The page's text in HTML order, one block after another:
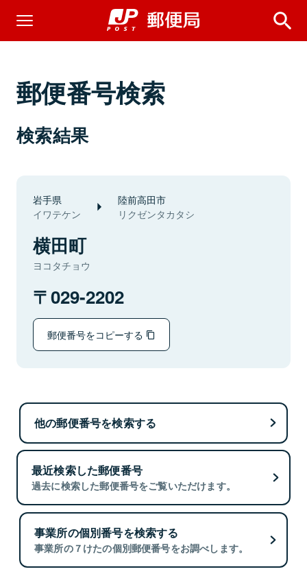
郵便番号検索
検索結果
岩手県
イワテケン
陸前高田市
リクゼンタカタシ
横田町
ヨコタチョウ
029-2202
郵便番号をコピーする
他の郵便番号を検索する
最近検索した郵便番号
過去に検索した郵便番号をご覧いただけます。
事業所の個別番号を検索する
事業所の７けたの個別郵便番号をお調べします。